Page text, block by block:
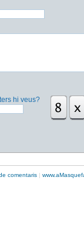
hi veus?
comentaris | www.